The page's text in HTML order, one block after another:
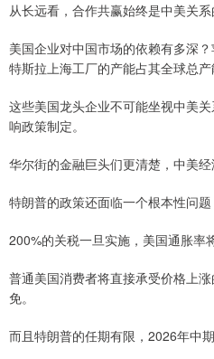
从长远看，合作共赢始终是中美关系
美国企业对中国市场的依赖有多深
特斯拉上海工厂的产能占其全球总产
这些美国龙头企业不可能坐视中美
响政策制定。
华尔街的金融巨头们更清楚，中美经
特朗普的政策还面临一个根本性问题
200%的关税一旦实施，美国通胀率
普通美国消费者将直接承受价格上
免。
而且特朗普的任期有限，2026年中